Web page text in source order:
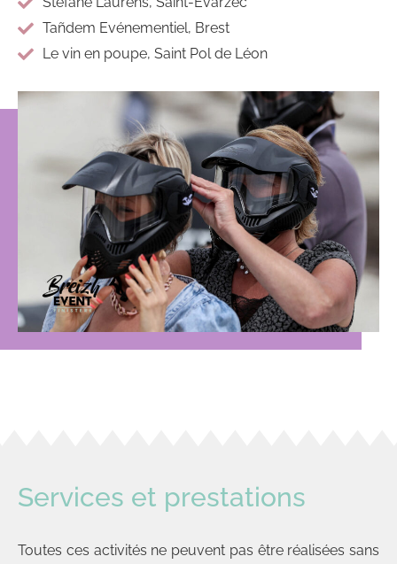
Tañdem Evénementiel, Brest
Le vin en poupe, Saint Pol de Léon
Services et prestations
Toutes ces activités ne peuvent pas être réalisées sans